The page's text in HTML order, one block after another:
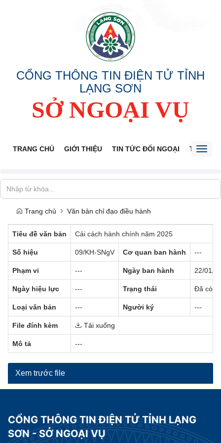
CỔNG THÔNG TIN ĐIỆN TỬ TỈNH
LẠNG SƠN
SỞ NGOẠI VỤ
TRANG CHỦ GIỚI THIỆU TIN TỨC ĐỐI NGOẠI THÔNG
Trang chủ Văn bản chỉ đạo điều hành
Tiêu đề văn bản Cải cách hành chính năm 2025
Số hiệu 09/KH-SNgV Cơ quan ban hành ---
Phạm vi --- Ngày ban hành 22/01/
Ngày hiệu lực --- Trạng thái Đã có
Loại văn bản --- Người ký ---
File đính kèm Tải xuống
Mô tả ---
Xem trước file
CỔNG THÔNG TIN ĐIỆN TỬ TỈNH LẠNG
SƠN - SỞ NGOẠI VỤ